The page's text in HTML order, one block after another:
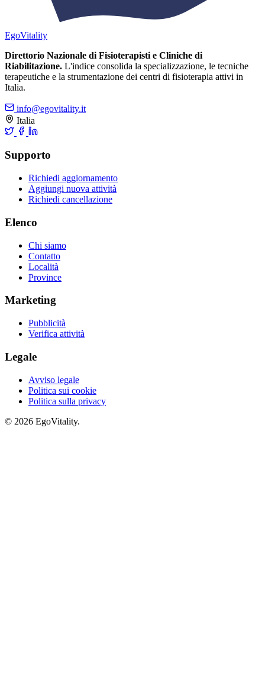
EgoVitality
Direttorio Nazionale di Fisioterapisti e Cliniche di
Riabilitazione. L'indice consolida la specializzazione, le tecniche
terapeutiche e la strumentazione dei centri di fisioterapia attivi in
Italia.
info@egovitality.it
Italia
Supporto
Richiedi aggiornamento
Aggiungi nuova attività
Richiedi cancellazione
Elenco
Chi siamo
Contatto
Località
Province
Marketing
Pubblicità
Verifica attività
Legale
Avviso legale
Politica sui cookie
Politica sulla privacy
© 2026 EgoVitality.